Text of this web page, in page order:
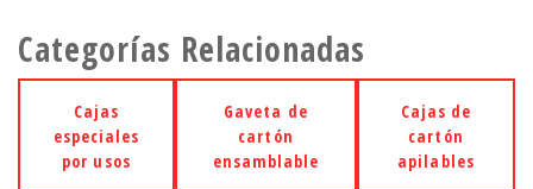
Categorías Relacionadas
Cajas
especiales
por usos
Gaveta de
cartón
ensamblable
Cajas de
cartón
apilables